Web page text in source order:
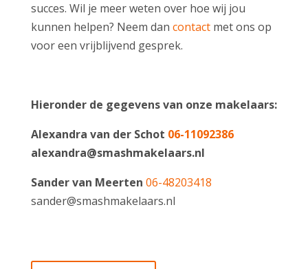
succes. Wil je meer weten over hoe wij jou
kunnen helpen? Neem dan contactmet ons op
voor een vrijblijvend gesprek.
Hieronder de gegevens van onze makelaars:
Alexandra van der Schot 06-11092386
alexandra@smashmakelaars.nl
Sander van Meerten 06-48203418
sander@smashmakelaars.nl